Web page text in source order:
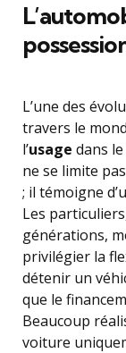
L’une des
travers le
l’usage dans
ne se limite
; il témoigne
Les
générations,
privilégier la
détenir un
que le
Beaucoup
voiture